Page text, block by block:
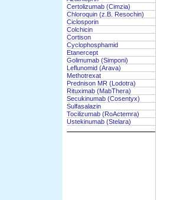
Certolizumab (Cimzia)
Chloroquin (z.B. Resochin)
Ciclosporin
Colchicin
Cortison
Cyclophosphamid
Etanercept
Golimumab (Simponi)
Leflunomid (Arava)
Methotrexat
Prednison MR (Lodotra)
Rituximab (MabThera)
Secukinumab (Cosentyx)
Sulfasalazin
Tocilizumab (RoActemra)
Ustekinumab (Stelara)